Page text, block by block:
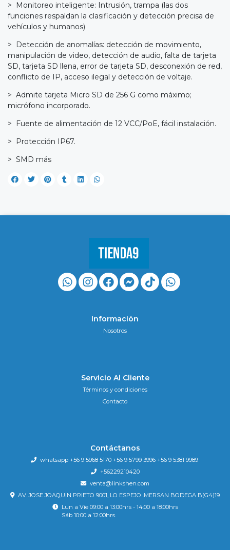
> Monitoreo inteligente: Intrusión, trampa (las dos
funciones respaldan la clasificación y detección precisa de
vehículos y humanos)
> Detección de anomalías: detección de movimiento,
manipulación de video, detección de audio, falta de tarjeta
SD, tarjeta SD llena, error de tarjeta SD, desconexión de red,
conflicto de IP, acceso ilegal y detección de voltaje.
> Admite tarjeta Micro SD de 256 G como máximo;
micrófono incorporado.
> Fuente de alimentación de 12 VCC/PoE, fácil instalación.
> Protección IP67.
> SMD más
Información
Nosotros
Servicio Al Cliente
Términos y condiciones
Contacto
Contáctanos
whatsapp +56 9 5968 5170 +56 9 5799 3996 +56 9 5381 9989
+56229210420
venta@linkshen.com
AV. JOSE JOAQUIN PRIETO 9001, LO ESPEJO .MERSAN BODEGA B(G4)19
Lun a Vie 09:00 a 13:00hrs - 14:00 a 18:00hrs
Sáb 10:00 a 12:00hrs.